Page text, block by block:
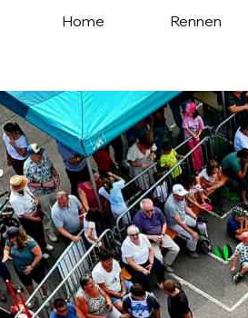
Home Rennen